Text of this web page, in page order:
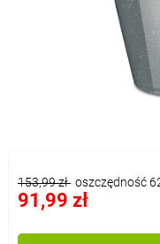
153,99 zł oszczędność
91,99 zł